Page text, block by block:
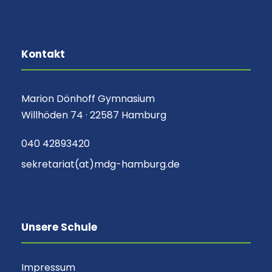
Kontakt
Marion Dönhoff Gymnasium
Willhöden 74 · 22587 Hamburg
040 42893420
sekretariat(at)mdg-hamburg.de
Unsere Schule
Impressum